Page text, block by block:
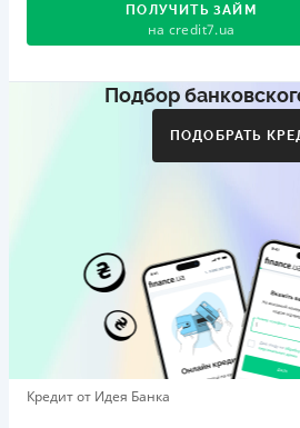
ПОЛУЧИТЬ ЗАЙМ
на credit7.ua
Акция: «Кешбэк за друга»
друг регистрируется и получает
Бронзовый призер FinAwards
лояльности»
Первый займ
от 0,01%/день до 30 000 ₴
Повторный займ
Подбор
ПОДОБРАТЬ
Кредит от Идея Банка